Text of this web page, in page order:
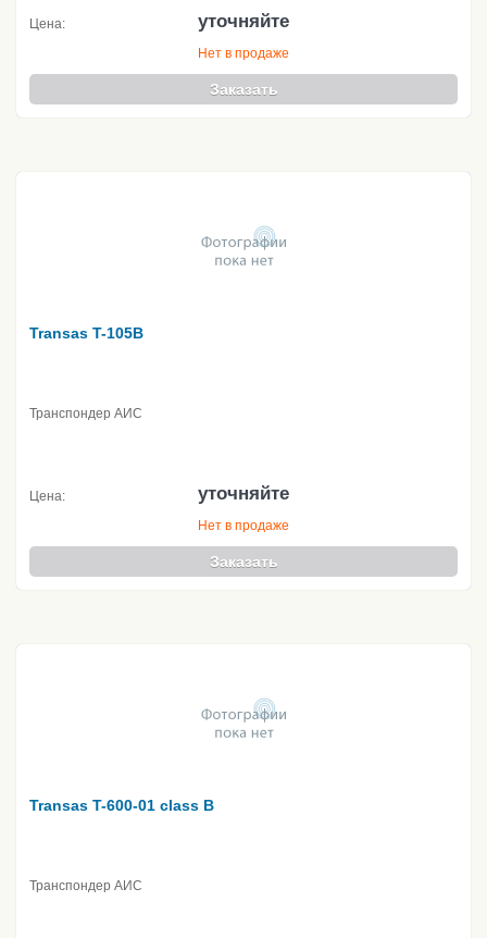
Цена: уточняйте
Нет в продаже
Заказать
Transas T-105B
Транспондер АИС
Цена: уточняйте
Нет в продаже
Заказать
Transas T-600-01 class B
Транспондер АИС